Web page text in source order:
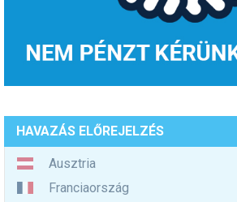
HAVAZÁS ELŐREJELZÉS
Ausztria
Franciaország